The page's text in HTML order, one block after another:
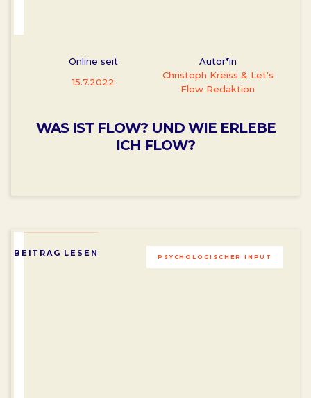
Online seit
15.7.2022
Autor*in
Christoph Kreiss & Let's
Flow Redaktion
WAS IST FLOW? UND WIE ERLEBE
ICH FLOW?
PSYCHOLOGISCHER INPUT
BEITRAG LESEN